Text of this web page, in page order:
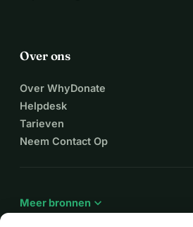
Over ons
Over WhyDonate
Helpdesk
Tarieven
Neem Contact Op
Meer bronnen expand_more